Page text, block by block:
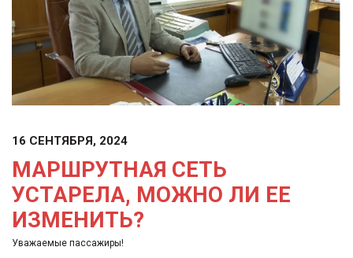
16 СЕНТЯБРЯ, 2024
МАРШРУТНАЯ СЕТЬ
УСТАРЕЛА, МОЖНО ЛИ ЕЕ
ИЗМЕНИТЬ?
Уважаемые пассажиры!